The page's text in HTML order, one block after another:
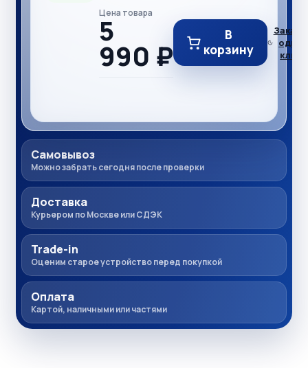
Цена товара
5
990 ₽
В
корзину
Заказ в
один
клик
Самовывоз
Можно забрать сегодня после проверки
Доставка
Курьером по Москве или СДЭК
Trade-in
Оценим старое устройство перед покупкой
Оплата
Картой, наличными или частями